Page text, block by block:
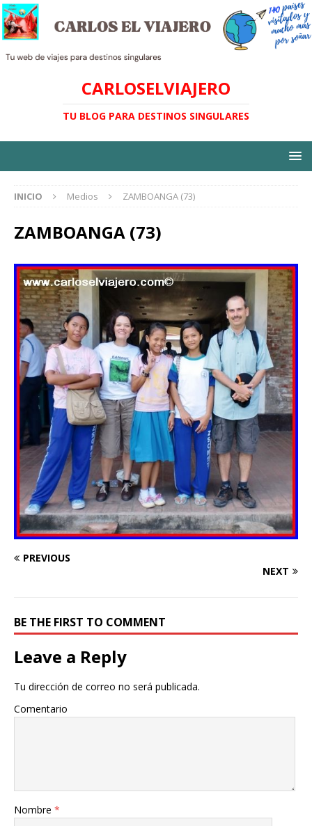
CARLOSELVIAJERO
TU BLOG PARA DESTINOS SINGULARES
INICIO Medios ZAMBOANGA (73)
ZAMBOANGA (73)
PREVIOUS
NEXT
BE THE FIRST TO COMMENT
Leave a Reply
Tu dirección de correo no será publicada.
Comentario
Nombre *